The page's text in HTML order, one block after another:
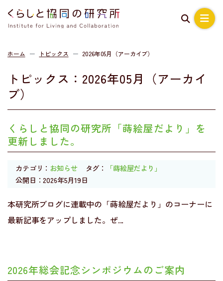
ホーム トピックス 2026年05月（アーカイブ）
トピックス：2026年05月（アーカイ
ブ）
くらしと協同の研究所「蒔絵屋だより」を
更新しました。
カテゴリ： お知らせ タグ：
「蒔絵屋だより」
公開日：2026年5月19日
本研究所ブログに連載中の「蒔絵屋だより」のコーナーに
最新記事をアップしました。ぜ...
2026年総会記念シンポジウムのご案内